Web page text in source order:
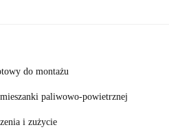
do montażu
paliwowo-powietrznej
i zużycie